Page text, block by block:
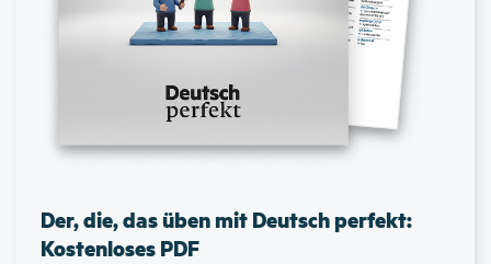
Der, die, das üben mit Deutsch perfekt:
Kostenloses PDF